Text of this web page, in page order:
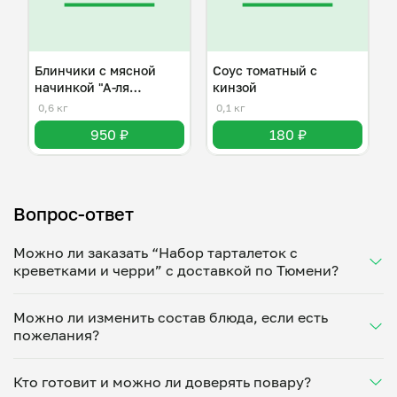
Блинчики с мясной
начинкой "А-ля
болоньезе"
0,6 кг
950 ₽
Соус томатный с
кинзой
0,1 кг
180 ₽
Вопрос-ответ
Можно ли заказать “Набор тарталеток с
креветками и черри” с доставкой по Тюмени?
Укажите удобное время — и получите свежее
домашнее блюдо в большой порции прямо с плиты.
минут. Статус заказа отслеживайте в личном
кабинете, а с поваром можно связаться напрямую в
Можно ли изменить состав блюда, если есть
пожелания?
ваши предпочтения: уберет специи, снизит
Кто готовит и можно ли доверять повару?